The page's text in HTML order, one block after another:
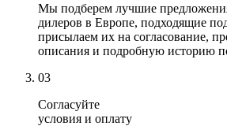
Мы подберем лучшие
дилеров в Европе, подходящие
присылаем их на согласование,
описания и подробную историю
03
Согласуйте
условия и оплату